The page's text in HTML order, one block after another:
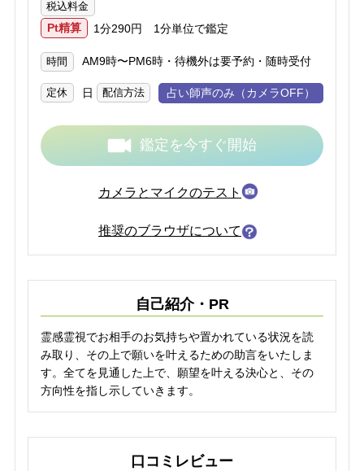
税込料金
Pt精算 1分290円 1分単位で鑑定
時間 AM9時〜PM6時・待機外は要予約・随時受付
定休 日 配信方法 占い師声のみ（カメラOFF）
鑑定を今すぐ開始
カメラとマイクのテスト
推奨のブラウザについて
自己紹介・PR
霊感霊視でお相手のお気持ちや置かれている状況を読
み取り、その上で願いを叶えるための助言をいたしま
す。全てを見通した上で、願望を叶える決心と、その
方向性を指し示していきます。
口コミレビュー